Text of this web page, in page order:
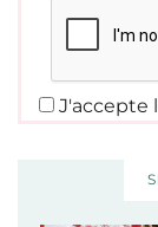
J'accepte